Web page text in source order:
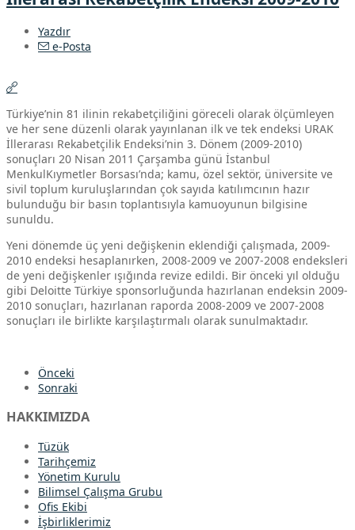
Yazdır
e-Posta
Türkiye’nin 81 ilinin rekabetçiliğini göreceli olarak ölçümleyen
ve her sene düzenli olarak yayınlanan ilk ve tek endeksi URAK
İllerarası Rekabetçilik Endeksi’nin 3. Dönem (2009-2010)
sonuçları 20 Nisan 2011 Çarşamba günü İstanbul
MenkulKıymetler Borsası’nda; kamu, özel sektör, üniversite ve
sivil toplum kuruluşlarından çok sayıda katılımcının hazır
bulunduğu bir basın toplantısıyla kamuoyunun bilgisine
sunuldu.
Yeni dönemde üç yeni değişkenin eklendiği çalışmada, 2009-
2010 endeksi hesaplanırken, 2008-2009 ve 2007-2008 endeksleri
de yeni değişkenler ışığında revize edildi. Bir önceki yıl olduğu
gibi Deloitte Türkiye sponsorluğunda hazırlanan endeksin 2009-
2010 sonuçları, hazırlanan raporda 2008-2009 ve 2007-2008
sonuçları ile birlikte karşılaştırmalı olarak sunulmaktadır.
Önceki
Sonraki
HAKKIMIZDA
Tüzük
Tarihçemiz
Yönetim Kurulu
Bilimsel Çalışma Grubu
Ofis Ekibi
İşbirliklerimiz